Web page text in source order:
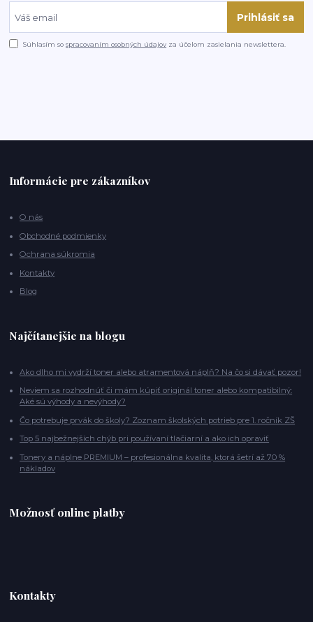
Prihlásiť sa
Súhlasím sospracovaním osobných údajov za účelom zasielania newslettera.
Informácie pre zákazníkov
O nás
Obchodné podmienky
Ochrana súkromia
Kontakty
Blog
Najčítanejšie na blogu
Ako dlho mi vydrží toner alebo atramentová náplň? Na čo si dávať pozor!
Neviem sa rozhodnúť či mám kúpiť originál toner alebo kompatibilný:
Aké sú výhody a nevýhody?
Čo potrebuje prvák do školy? Zoznam školských potrieb pre 1. ročník ZŠ
Top 5 najbežnejších chýb pri používaní tlačiarní a ako ich opraviť
Tonery a náplne PREMIUM – profesionálna kvalita, ktorá šetrí až 70 %
nákladov
Možnosť online platby
Kontakty